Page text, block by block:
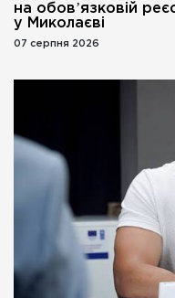
на обовʼязковій
у Миколаєві
07 серпня 2026